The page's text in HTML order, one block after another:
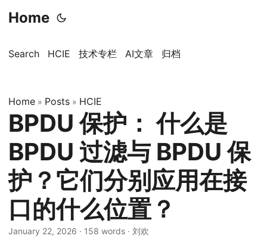
Home
Search HCIE 技术专栏 AI文章 归档
Home » Posts » HCIE
BPDU 保护： 什么是
BPDU 过滤与 BPDU 保
护？它们分别应用在接
口的什么位置？
January 22, 2026 · 158 words · 刘欢